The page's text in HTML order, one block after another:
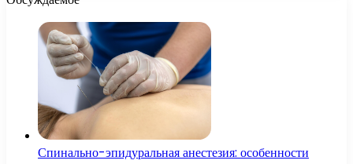
Спинально-эпидуральная анестезия: особенности